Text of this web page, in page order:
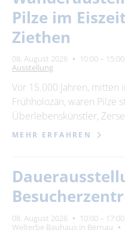
Pilze im
Ziethen
08. August 2026 10:00 –
Ausstellung
Vor 15.000 Jahren, mitten
Frühholozän, waren Pilze
Überlebenskünstler,
MEHR ERFAHREN
08. August 2026 10:00 –
Welterbe Bauhaus in Bernau